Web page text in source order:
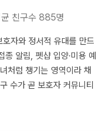
친구수 885명
자와 정서적 유대를 만드
종 알림, 펫샵 입양·미용 예
처럼 챙기는 영역이라 채
수가 곧 보호자 커뮤니티